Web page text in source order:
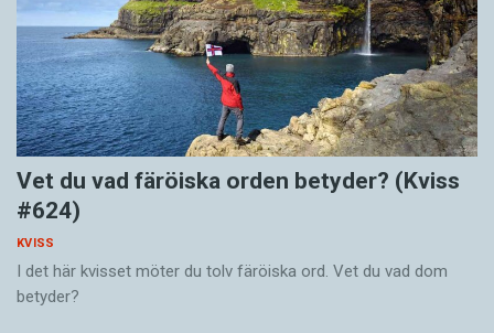
Vet du vad färöiska orden betyder? (Kviss
#624)
KVISS
I det här kvisset möter du tolv färöiska ord. Vet du vad dom
betyder?